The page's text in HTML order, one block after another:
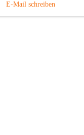
E-Mail schreiben